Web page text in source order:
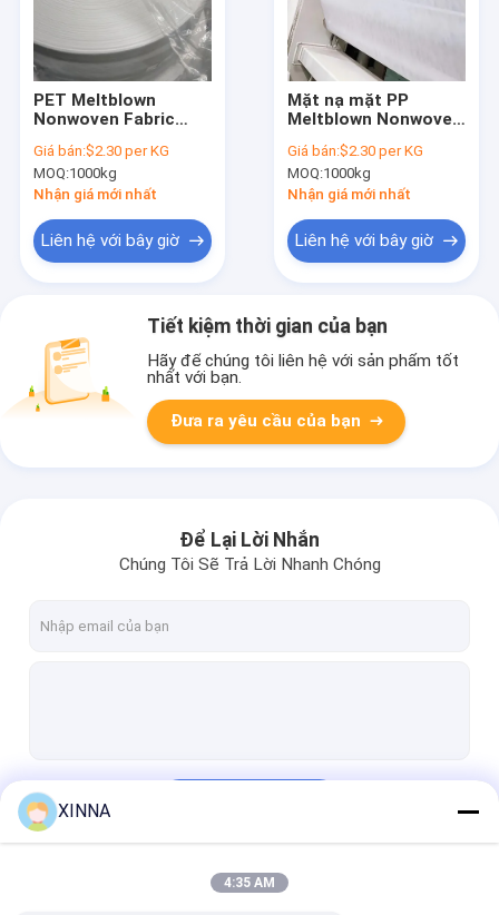
PET Meltblown
Nonwoven Fabric
lọc trước cho lọc
không khí và chất
lỏng
Giá bán:$2.30 per KG
MOQ:1000kg
Nhận giá mới nhất
Liên hệ với bây giờ
Mặt nạ mặt PP
Meltblown Nonwoven
40GSM Cho lọc y tế
Giá bán:$2.30 per KG
MOQ:1000kg
Nhận giá mới nhất
Liên hệ với bây giờ
Tiết kiệm thời gian của bạn
Hãy để chúng tôi liên hệ với sản phẩm tốt
nhất với bạn.
Đưa ra yêu cầu của bạn
Để Lại Lời Nhắn
Chúng Tôi Sẽ Trả Lời Nhanh Chóng
Danh Mục Của Chúng Tôi
XINNA
4:35 AM